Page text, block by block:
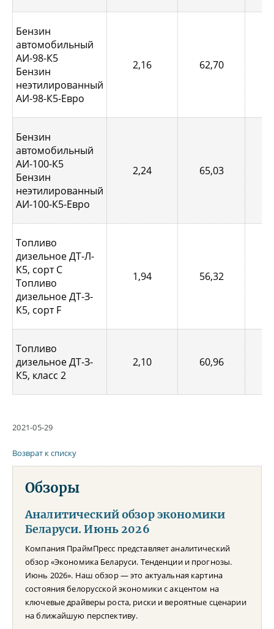
Бензин
автомобильный
АИ-98-К5
Бензин
неэтилированный
АИ-98-К5-Евро
2,16 62,70
Бензин
автомобильный
АИ-100-К5
Бензин
неэтилированный
АИ-100-К5-Евро
2,24 65,03
Топливо
дизельное ДТ-Л-
К5, сорт С
Топливо
дизельное ДТ-З-
К5, сорт F
1,94 56,32
Топливо
дизельное ДТ-З-
К5, класс 2
2,10 60,96
2021-05-29
Возврат к списку
Обзоры
Аналитический обзор экономики
Беларуси. Июнь 2026
Компания ПраймПресс представляет аналитический
обзор «Экономика Беларуси. Тенденции и прогнозы.
Июнь 2026». Наш обзор — это актуальная картина
состояния белорусской экономики с акцентом на
ключевые драйверы роста, риски и вероятные сценарии
на ближайшую перспективу.